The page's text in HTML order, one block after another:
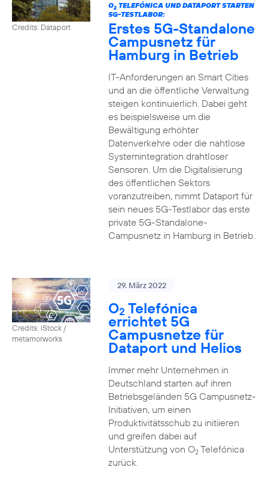
Credits: Dataport
O2TELEFÓNICA UND DATAPORT STARTEN
5G-TESTLABOR:
Erstes 5G-Standalone
Campusnetz für
Hamburg in Betrieb
IT-Anforderungen an Smart Cities
und an die öffentliche Verwaltung
steigen kontinuierlich. Dabei geht
es beispielsweise um die
Bewältigung erhöhter
Datenverkehre oder die nahtlose
Systemintegration drahtloser
Sensoren. Um die Digitalisierung
des öffentlichen Sektors
voranzutreiben, nimmt Dataport für
sein neues 5G-Testlabor das erste
private 5G-Standalone-
Campusnetz in Hamburg in Betrieb.
Credits: iStock /
metamorworks
29. März 2022
O2 Telefónica
errichtet 5G
Campusnetze für
Dataport und Helios
Immer mehr Unternehmen in
Deutschland starten auf ihren
Betriebsgeländen 5G Campusnetz-
Initiativen, um einen
Produktivitätsschub zu initiieren
und greifen dabei auf
Unterstützung von O2Telefónica
zurück.